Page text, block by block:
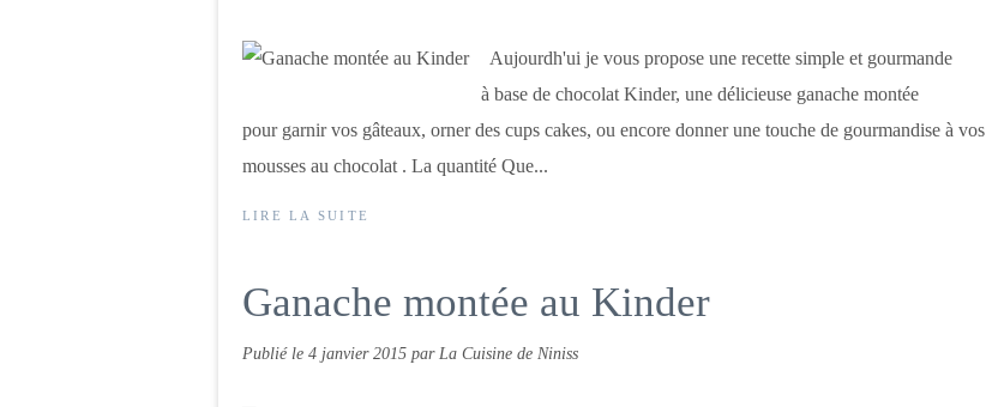
Aujourdh'ui je vous propose une recette simple et gourmande
à base de chocolat Kinder, une délicieuse ganache montée
pour garnir vos gâteaux, orner des cups cakes, ou encore donner une touche de gourmandise à vos
mousses au chocolat . La quantité Que...
LIRE LA SUITE
Ganache montée au Kinder
Publié le 4 janvier 2015 par La Cuisine de Niniss